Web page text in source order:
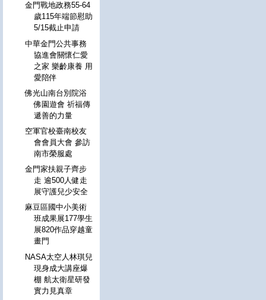
金門戰地政務55-64
歲115年端節慰助
5/15截止申請
中華金門公共事務
協進會關懷仁愛
之家 樂齡康養 用
愛陪伴
佛光山南台別院浴
佛園遊會 祈福傳
遞善的力量
空軍官校臺南校友
會會員大會 參訪
南市榮服處
金門家扶親子齊步
走 逾500人健走
展守護兒少安全
麻豆區國中小美術
班成果展177學生
展820作品穿越童
畫門
NASA太空人林琪兒
現身成大講座爆
棚 航太衛星研發
實力見真章